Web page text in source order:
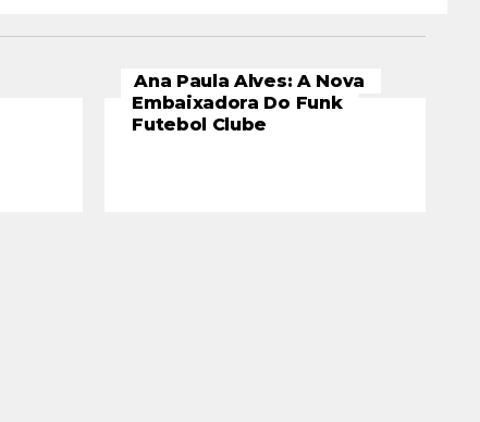
Ana Paula Alves: A Nova
Embaixadora Do Funk
Futebol Clube